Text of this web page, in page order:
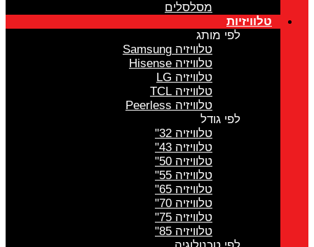
מסלסלים
טלוויזיות
לפי מותג
טלוויזיה Samsung
טלוויזיה Hisense
טלוויזיה LG
טלוויזיה TCL
טלוויזיה Peerless
לפי גודל
טלוויזיה 32"
טלוויזיה 43"
טלוויזיה 50"
טלוויזיה 55"
טלוויזיה 65"
טלוויזיה 70"
טלוויזיה 75"
טלוויזיה 85"